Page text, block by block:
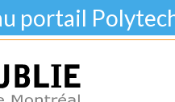
portail